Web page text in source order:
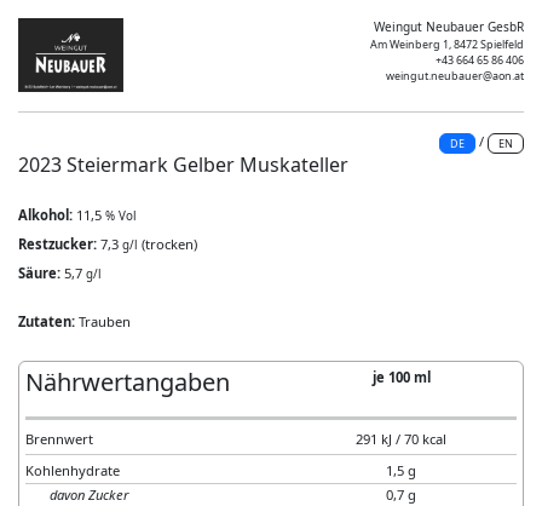
Weingut Neubauer GesbR
Am Weinberg 1, 8472 Spielfeld
+43 664 65 86 406
weingut.neubauer@aon.at
DE / EN
2023 Steiermark Gelber Muskateller
Alkohol: 11,5 % Vol
Restzucker: 7,3 g/l (trocken)
Säure: 5,7 g/l
Zutaten: Trauben
Nährwertangaben je 100 ml
Brennwert
291 kJ / 70 kcal
Kohlenhydrate
1,5 g
davon Zucker
0,7 g